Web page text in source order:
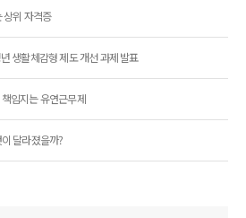
상위 자격증
생활체감형 제도 개선 과제 발표
임지는 유연근무제
달라졌을까?